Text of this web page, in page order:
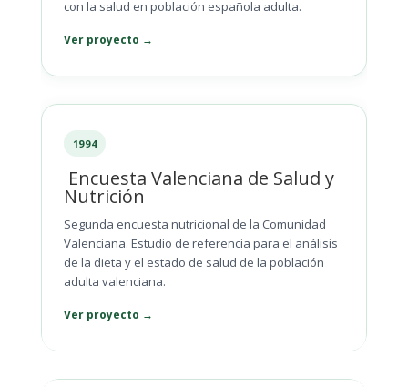
con la salud en población española adulta.
Ver proyecto →
1994
Encuesta Valenciana de Salud y
Nutrición
Segunda encuesta nutricional de la Comunidad
Valenciana. Estudio de referencia para el análisis
de la dieta y el estado de salud de la población
adulta valenciana.
Ver proyecto →